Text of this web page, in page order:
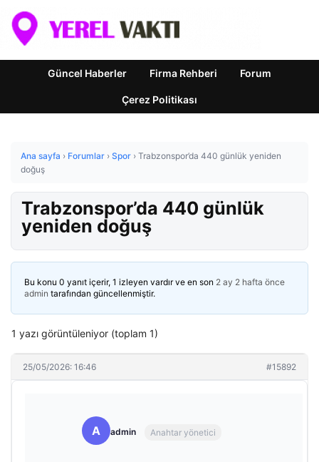
Güncel Haberler Firma Rehberi Forum
Çerez Politikası
Ana sayfa › Forumlar › Spor › Trabzonspor’da 440 günlük yeniden
doğuş
Trabzonspor’da 440 günlük
yeniden doğuş
Bu konu 0 yanıt içerir, 1 izleyen vardır ve en son 2 ay 2 hafta önce
admin tarafından güncellenmiştir.
1 yazı görüntüleniyor (toplam 1)
25/05/2026: 16:46 #15892
A admin Anahtar yönetici